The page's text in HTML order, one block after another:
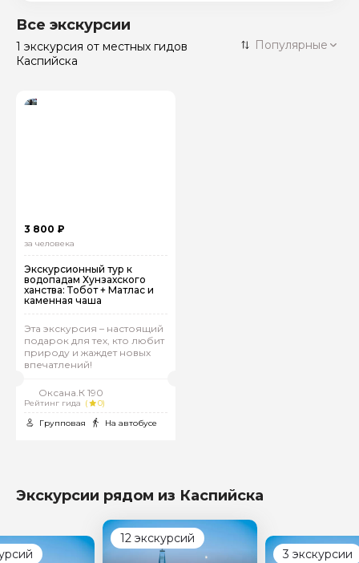
Санкт-Петербург
Россия
50 экскурсий
Все экскурсии
1 экскурсия от местных гидов
Каспийска
Популярные
3 800 ₽
за человека
Экскурсионный тур к
водопадам Хунзахского
ханства: Тобот + Матлас и
каменная чаша
Эта экскурсия – настоящий
подарок для тех, кто любит
природу и жаждет новых
впечатлений!
Оксана.К 190
Рейтинг гида (
0)
Групповая
На автобусе
Экскурсии рядом из Каспийска
12 экскурсий
3 экскурсии